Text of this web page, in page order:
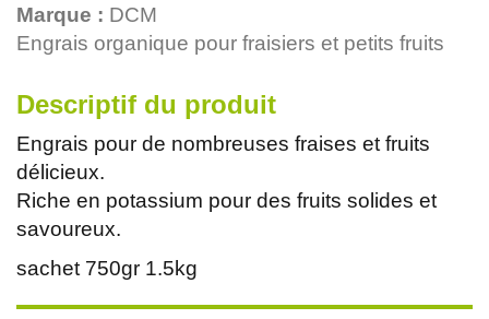
Marque : DCM
Engrais organique pour fraisiers et petits fruits
Descriptif du produit
Engrais pour de nombreuses fraises et fruits
délicieux.
Riche en potassium pour des fruits solides et
savoureux.
sachet 750gr 1.5kg